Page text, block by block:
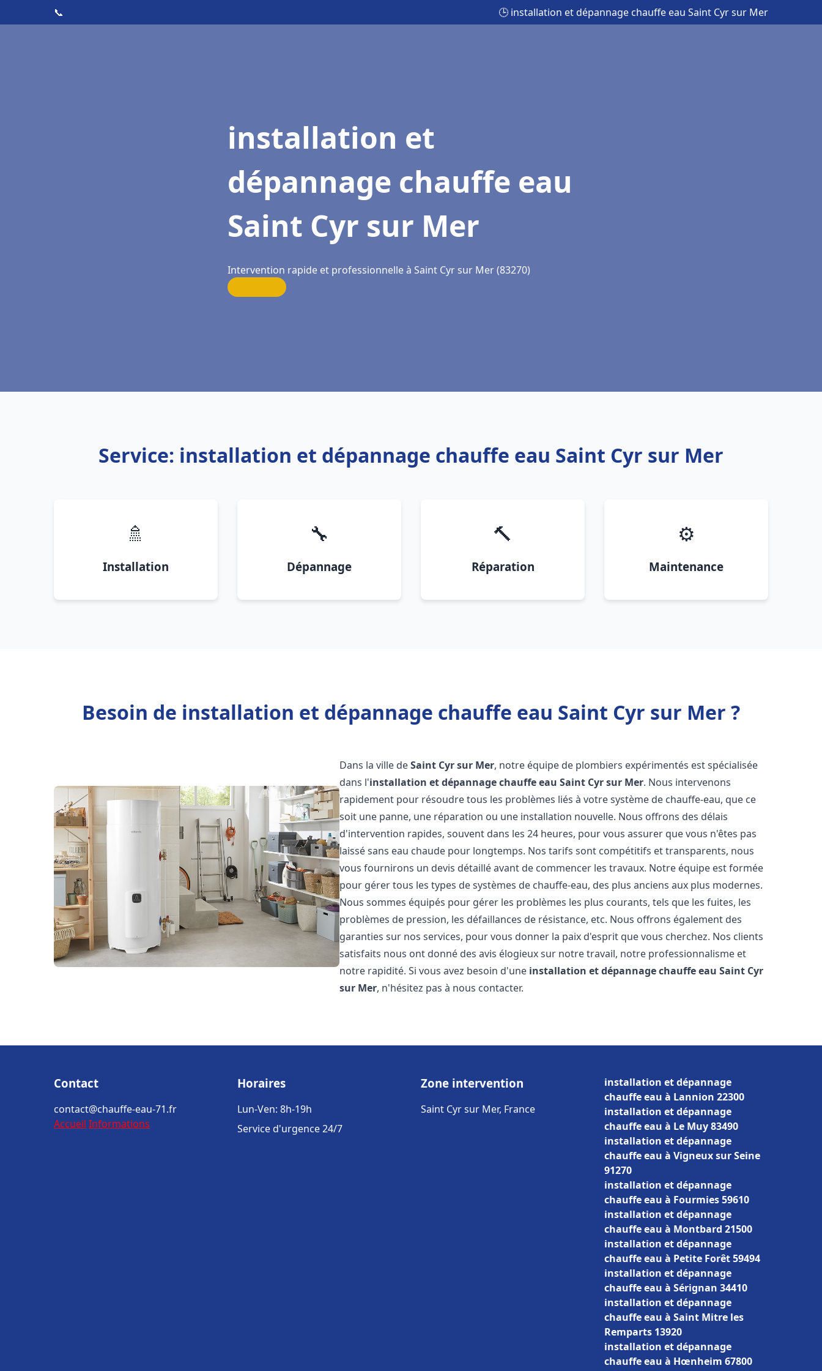
📞 🕒 installation et dépannage chauffe eau Saint Cyr sur Mer
installation et
dépannage chauffe eau
Saint Cyr sur Mer
Intervention rapide et professionnelle à Saint Cyr sur Mer (83270)
Service: installation et dépannage chauffe eau Saint Cyr sur Mer
🚿
Installation
🔧
Dépannage
🔨
Réparation
⚙️
Maintenance
Besoin de installation et dépannage chauffe eau Saint Cyr sur Mer ?
Dans la ville deSaint Cyr sur Mer, notre équipe de plombiers expérimentés est spécialisée
dans l'installation et dépannage chauffe eau Saint Cyr sur Mer. Nous intervenons
rapidement pour résoudre tous les problèmes liés à votre système de chauffe-eau, que ce
soit une panne, une réparation ou une installation nouvelle. Nous offrons des délais
d'intervention rapides, souvent dans les 24 heures, pour vous assurer que vous n'êtes pas
laissé sans eau chaude pour longtemps. Nos tarifs sont compétitifs et transparents, nous
vous fournirons un devis détaillé avant de commencer les travaux. Notre équipe est formée
pour gérer tous les types de systèmes de chauffe-eau, des plus anciens aux plus modernes.
Nous sommes équipés pour gérer les problèmes les plus courants, tels que les fuites, les
problèmes de pression, les défaillances de résistance, etc. Nous offrons également des
garanties sur nos services, pour vous donner la paix d'esprit que vous cherchez. Nos clients
satisfaits nous ont donné des avis élogieux sur notre travail, notre professionnalisme et
notre rapidité. Si vous avez besoin d'une installation et dépannage chauffe eau Saint Cyr
sur Mer, n'hésitez pas à nous contacter.
Contact
contact@chauffe-eau-71.fr
Accueil Informations
Horaires
Lun-Ven: 8h-19h
Service d'urgence 24/7
Zone intervention
Saint Cyr sur Mer, France
installation et dépannage
chauffe eau à Lannion 22300
installation et dépannage
chauffe eau à Le Muy 83490
installation et dépannage
chauffe eau à Vigneux sur Seine
91270
installation et dépannage
chauffe eau à Fourmies 59610
installation et dépannage
chauffe eau à Montbard 21500
installation et dépannage
chauffe eau à Petite Forêt 59494
installation et dépannage
chauffe eau à Sérignan 34410
installation et dépannage
chauffe eau à Saint Mitre les
Remparts 13920
installation et dépannage
chauffe eau à Hœnheim 67800